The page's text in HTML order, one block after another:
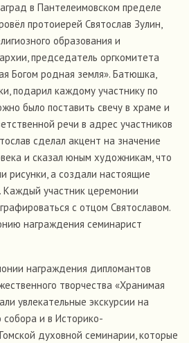
в Пантелеимовском пределе
протоиерей Святослав Зулин,
образования и
председатель оргкомитета
Богом родная земля». Батюшка,
подарил каждому участнику по
было поставить свечу в храме и
речи в адрес участников
сделал акцент на значение
и сказал юным художникам, что
рисунки, а создали настоящие
Каждый участник церемонии
с отцом Святославом.
награждения семинарист
награждения дипломантов
творчества «Хранимая
увлекательные экскурсии на
собора и в Историко-
духовной семинарии, которые